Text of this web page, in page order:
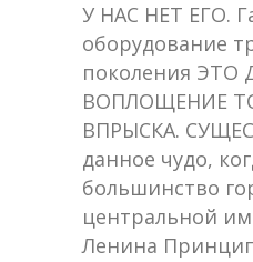
У НАС НЕТ ЕГО.
оборудование
поколения ЭТО
ВОПЛОЩЕНИЕ
ВПРЫСКА.
данное чудо,
большинство
центральной
Ленина